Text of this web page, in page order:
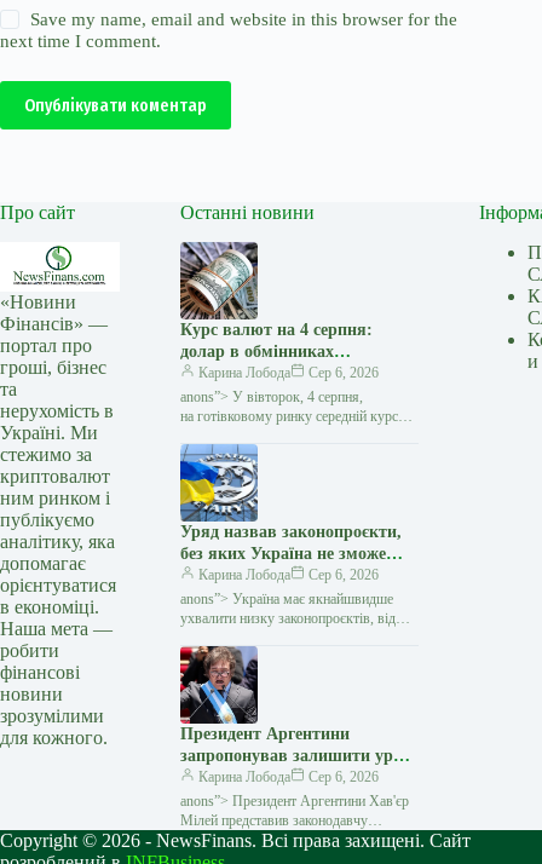
Save my name, email and website in this browser for the
next time I comment.
Опублікувати коментар
Про сайт
«Новини
Фінансів» —
портал про
гроші, бізнес
та
нерухомість в
Україні. Ми
стежимо за
криптовалют
ним ринком і
публікуємо
аналітику, яка
допомагає
орієнтуватися
в економіці.
Наша мета —
робити
фінансові
новини
зрозумілими
для кожного.
Останні новини
Курс валют на 4 серпня:
долар в обмінниках
подешевшав на 10 копійок —
Мінфін
Карина Лобода
Сер 6, 2026
anons”> У вівторок, 4 серпня,
на готівковому ринку середній курс
у покупці та виріс на 7 копійок
у продажу. Євро подорожчало…
Уряд назвав законопроєкти,
без яких Україна не зможе
просунутися до членства в ЄС
— Мінфін
Карина Лобода
Сер 6, 2026
anons”> Україна має якнайшвидше
ухвалити низку законопроєктів, від
на шляху до членства в
Європейському Союзі. Про це
повідомила
Президент Аргентини
запропонував залишити уряд
без зарплати через дефіцит
бюджету — Мінфін
Карина Лобода
Сер 6, 2026
anons”> Президент Аргентини Хав'єр
Мілей представив законодавчу
ініціативу, яка може суттєво змінити
підхід до бюджетної дисципліни. Вона
и
Copyright © 2026 - NewsFinans. Всі права захищені. Сайт